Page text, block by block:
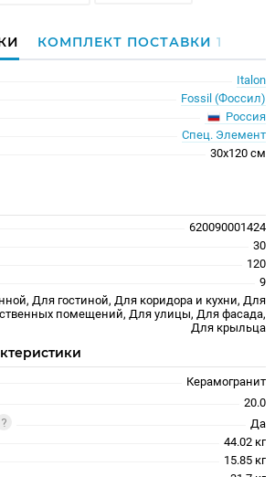
КОМПЛЕКТ ПОСТАВКИ 1
Italon
Fossil (Фоссил)
Россия
Спец. Элемент
30x120 см
620090001424
30
120
9
Для гостиной, Для коридора и кухни, Для
помещений, Для улицы, Для фасада,
Для крыльца
Керамогранит
20.0
Да
44.02 кг
15.85 кг